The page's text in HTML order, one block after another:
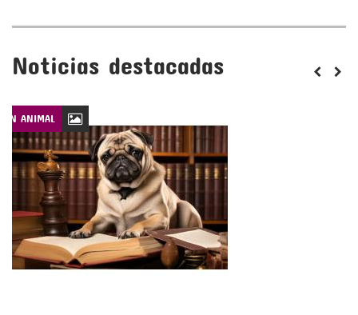
Noticias destacadas
ANIMAL